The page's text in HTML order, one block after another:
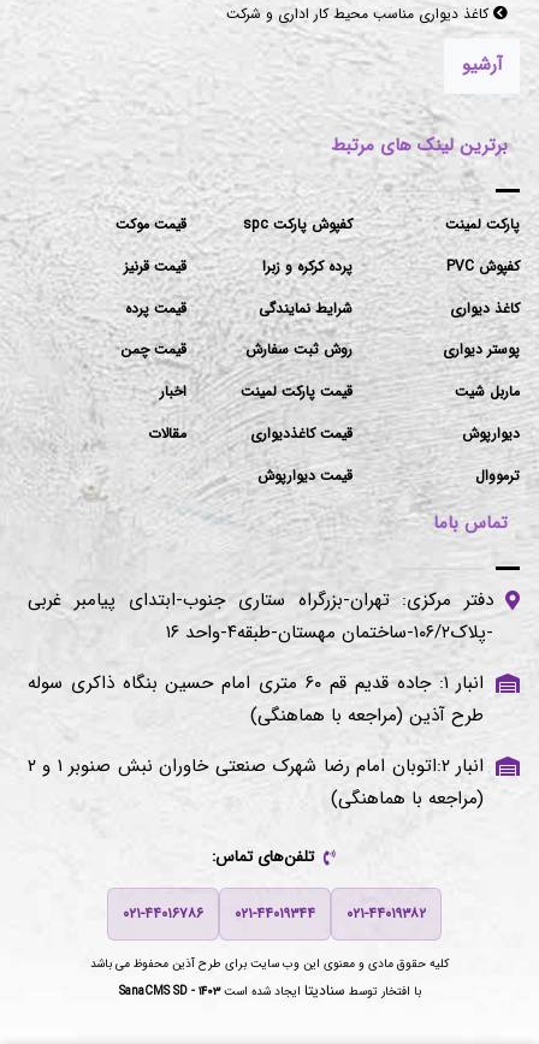
کاغذ دیواری مناسب محیط کار اداری و شرکت
آرشیو
برترین لینک های مرتبط
پارکت لمینت
کفپوش PVC
کاغذ دیواری
پوستر دیواری
ماربل شیت
دیوارپوش
ترمووال
کفپوش پارکت spc
پرده کرکره و زبرا
شرایط نمایندگی
روش ثبت سفارش
قیمت پارکت لمینت
قیمت کاغذدیواری
قیمت دیوارپوش
قیمت موکت
قیمت قرنیز
قیمت پرده
قیمت چمن
اخبار
مقالات
تماس باما
دفتر مرکزی: تهران-بزرگراه ستاری جنوب-ابتدای پیامبر غربی
-پلاک۱۰۶/۲-ساختمان مهستان-طبقه۴-واحد ۱۶
انبار ۱: جاده قدیم قم ۶۰ متری امام حسین بنگاه ذاکری سوله
طرح آذین (مراجعه با هماهنگی)
انبار ۲:اتوبان امام رضا شهرک صنعتی خاوران نبش صنوبر ۱ و ۲
(مراجعه با هماهنگی)
تلفن‌های تماس:
۰۲۱-۴۴۰۱۹۳۸۲ ۰۲۱-۴۴۰۱۹۳۴۴ ۰۲۱-۴۴۰۱۶۷۸۶
کلیه حقوق مادی و معنوی این وب سایت برای طرح آذین محفوظ می باشد
با افتخار توسط سنادیتا ایجاد شده استSanaCMS SD - ۱۴۰۳